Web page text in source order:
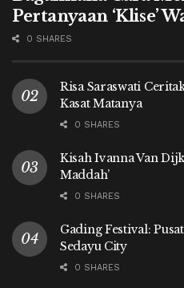
Pertanyaan ‘Klise’
0 SHARES
Risa Saraswati
Kasat Matanya
0 SHARES
Kisah Ivanna Van
Maddah’
0 SHARES
Gading Festival:
Sedayu City
0 SHARES